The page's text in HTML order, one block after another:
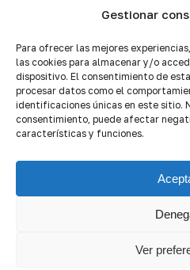
Gestionar
Para ofrecer las mejores
las cookies para almacenar y/o
dispositivo. El consentimiento de
procesar datos como el
identificaciones únicas en este sitio.
consentimiento, puede afectar
características y funciones.
Ver
© 2026 Quality Brokers